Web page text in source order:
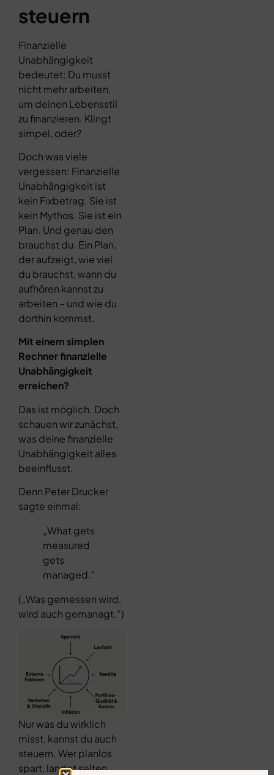
steuern
Finanzielle
Unabhängigkeit
bedeutet: Du musst
nicht mehr arbeiten,
um deinen Lebensstil
zu finanzieren. Klingt
simpel, oder?
Doch was viele
vergessen: Finanzielle
Unabhängigkeit ist
kein Fixbetrag. Sie ist
kein Mythos. Sie ist ein
Plan. Und genau den
brauchst du. Ein Plan,
der aufzeigt, wie viel
du brauchst, wann du
aufhören kannst zu
arbeiten – und wie du
dorthin kommst.
Mit einem simplen
Rechner finanzielle
Unabhängigkeit
erreichen?
Das ist möglich. Doch
schauen wir zunächst,
was deine finanzielle
Unabhängigkeit alles
beeinflusst.
Denn Peter Drucker
sagte einmal:
„What gets
measured
gets
managed.“
(„Was gemessen wird,
wird auch gemanagt.“)
Nur was du wirklich
misst, kannst du auch
steuern. Wer planlos
spart, landet selten